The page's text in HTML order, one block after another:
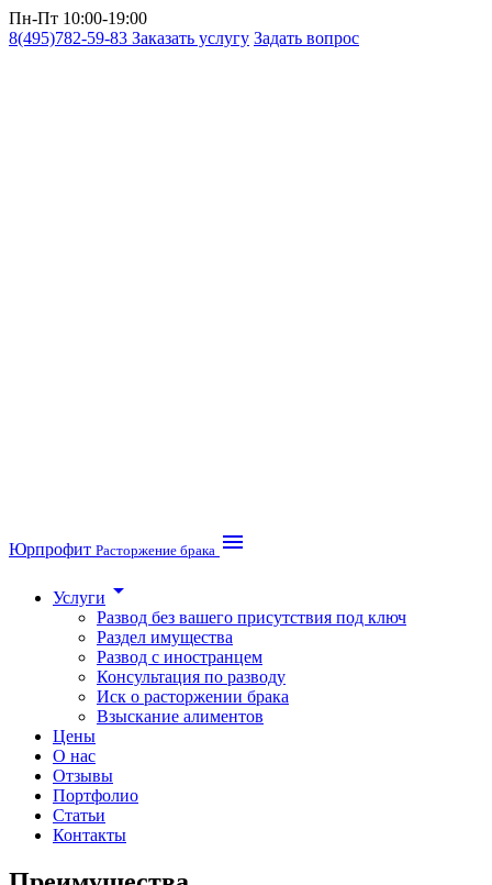
Пн-Пт 10:00-19:00
8(495)782-59-83 Заказать услугу Задать вопрос
Юрпрофит Расторжение брака menu
Услуги arrow_drop_down
Развод без вашего присутствия под ключ
Раздел имущества
Развод с иностранцем
Консультация по разводу
Иск о расторжении брака
Взыскание алиментов
Цены
О нас
Отзывы
Портфолио
Статьи
Контакты